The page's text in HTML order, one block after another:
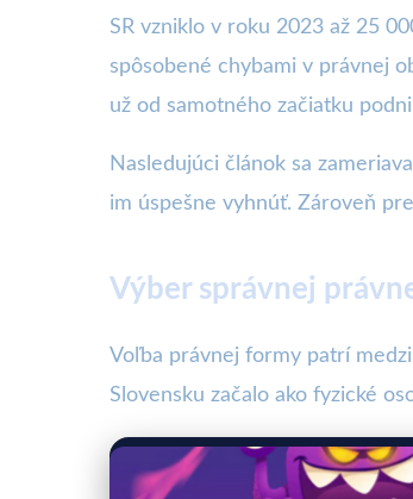
SR vzniklo v roku 2023 až 25
spôsobené chybami v právnej
už od samotného začiatku
Nasledujúci článok sa
im úspešne vyhnúť. Zároveň
Výber správnej
Voľba právnej formy patrí
Slovensku začalo ako fyzické